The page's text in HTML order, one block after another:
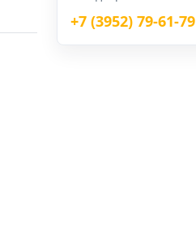
+7 (3952) 79-61-79